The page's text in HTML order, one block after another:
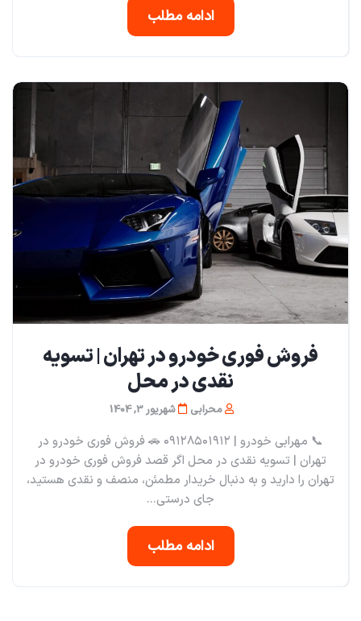
ادامه مطلب
فروش فوری خودرو در تهران | تسویه
نقدی در محل
محرابی شهریور 3, 1404
📞 مهرابی خودرو | ۰۹۱۲۸۵۰۱۹۱۲ 🚗 فروش فوری خودرو در
تهران | تسویه نقدی در محل اگر قصد فروش فوری خودرو در
تهران را دارید و به دنبال خریدار مطمئن، منصف و نقدی هستید،
جای درستی...
ادامه مطلب